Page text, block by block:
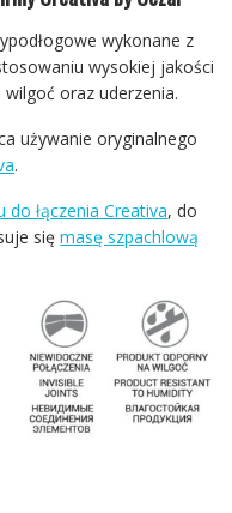
wykonane z
wysokiej jakości
oraz uderzenia.
używanie oryginalnego
.
do łączenia Creativa, do
sięmasę szpachlową